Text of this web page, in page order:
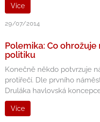
Více
29/07/2014
Polemika: Co
politiku
Konečně někdo potvrzuje
protiřečí. Dle prvního
Druláka havlovská
Více